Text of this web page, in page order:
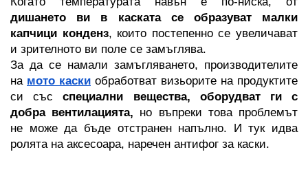
МОТОР
СПИРАЧНИ МАРКУЧИ
СЪЕДИНИТЕЛ НА МОТОР
дишането ви в каската се образуват малки
капчици конденз, които постепенно се увеличават
и зрителното ви поле се замъглява.
За да се намали замъгляването, производителите
на мото каски обработват визьорите на продуктите
си със специални вещества, оборудват ги с
добра вентилацията, но въпреки това проблемът
не може да бъде отстранен напълно. И тук идва
ролята на аксесоара, наречен антифог за каски.